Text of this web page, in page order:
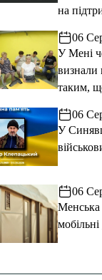
на
06
У Мені
визнали
таким,
06
У
06
Менська